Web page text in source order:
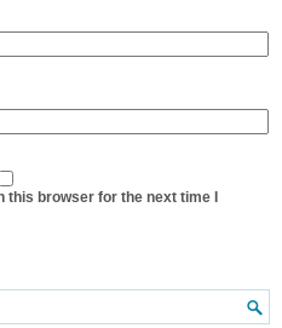
this browser for the next time I